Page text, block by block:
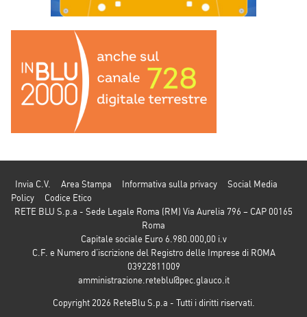
Invia C.V. Area Stampa Informativa sulla privacy
Social Media
Policy
Codice Etico
RETE BLU S.p.a - Sede Legale Roma (RM) Via Aurelia 796 – CAP 00165
Roma
Capitale sociale Euro 6.980.000,00 i.v
C.F. e Numero d’iscrizione del Registro delle Imprese di ROMA
03922811009
amministrazione.reteblu@pec.glauco.it
Copyright 2026 ReteBlu S.p.a - Tutti i diritti riservati.